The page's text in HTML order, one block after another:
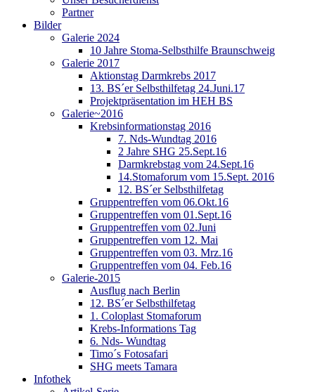
Partner
Bilder
Galerie 2024
10 Jahre Stoma-Selbsthilfe Braunschweig
Galerie 2017
Aktionstag Darmkrebs 2017
13. BS´er Selbsthilfetag 24.Juni.17
Projektpräsentation im HEH BS
Galerie~2016
Krebsinformationstag 2016
7. Nds-Wundtag 2016
2 Jahre SHG 25.Sept.16
Darmkrebstag vom 24.Sept.16
14.Stomaforum vom 15.Sept. 2016
12. BS´er Selbsthilfetag
Gruppentreffen vom 06.Okt.16
Gruppentreffen vom 01.Sept.16
Gruppentreffen vom 02.Juni
Gruppentreffen vom 12. Mai
Gruppentreffen vom 03. Mrz.16
Gruppentreffen vom 04. Feb.16
Galerie-2015
Ausflug nach Berlin
12. BS´er Selbsthilfetag
1. Coloplast Stomaforum
Krebs-Informations Tag
6. Nds- Wundtag
Timo´s Fotosafari
SHG meets Tamara
Infothek